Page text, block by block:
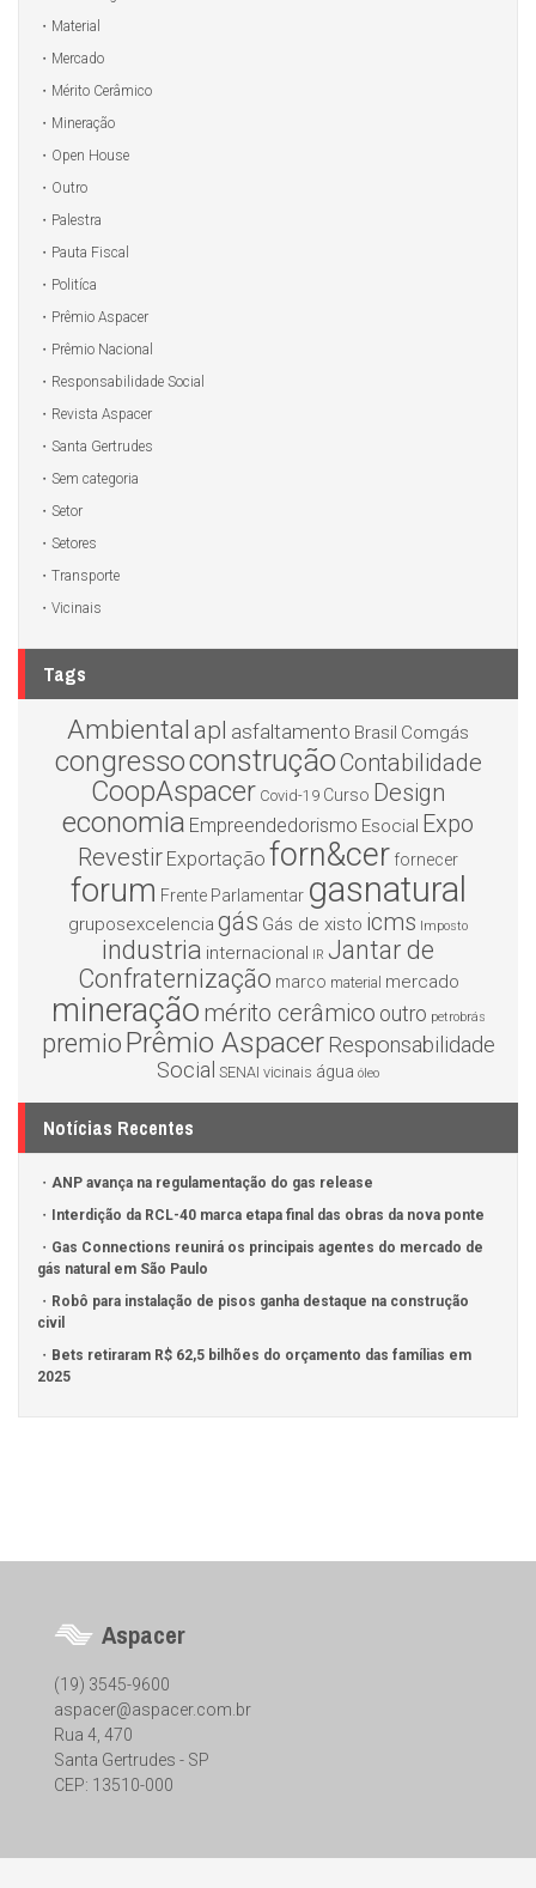
Material
Mercado
Mérito Cerâmico
Mineração
Open House
Outro
Palestra
Pauta Fiscal
Politíca
Prêmio Aspacer
Prêmio Nacional
Responsabilidade Social
Revista Aspacer
Santa Gertrudes
Sem categoria
Setor
Setores
Transporte
Vicinais
Tags
Ambiental apl asfaltamento Brasil Comgás
congressoconstruçãoContabilidade
CoopAspacer Covid-19 Curso Design
economia Empreendedorismo Esocial Expo
Revestir Exportação forn&cer fornecer
forum Frente Parlamentar gasnatural
gruposexcelencia gás Gás de xisto icms Imposto
industria internacional IR Jantar de
Confraternização marco material mercado
mineração mérito cerâmico outro petrobrás
premio Prêmio Aspacer Responsabilidade
Social SENAI vicinais água óleo
Notícias Recentes
ANP avança na regulamentação do gas release
Interdição da RCL-40 marca etapa final das obras da nova ponte
Gas Connections reunirá os principais agentes do mercado de
gás natural em São Paulo
Robô para instalação de pisos ganha destaque na construção
civil
Bets retiraram R$ 62,5 bilhões do orçamento das famílias em
2025
Aspacer
(19) 3545-9600
aspacer@aspacer.com.br
Rua 4, 470
Santa Gertrudes - SP
CEP: 13510-000